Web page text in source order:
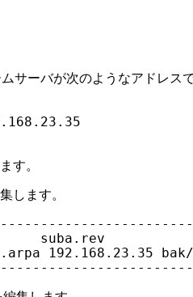
ーバが次のようなアドレス
す。
ます。
suba.rev
192.168.23.35 bak/